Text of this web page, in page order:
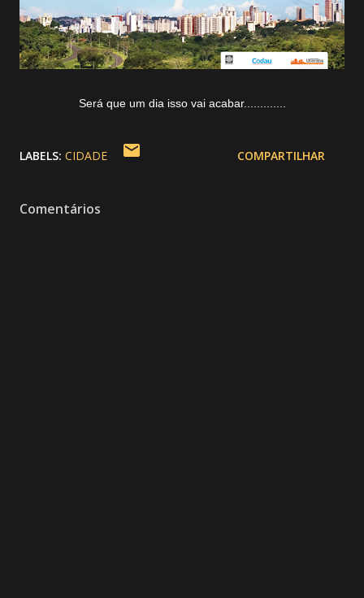
Será que um dia isso vai acabar.............
LABELS: CIDADE COMPARTILHAR
Comentários